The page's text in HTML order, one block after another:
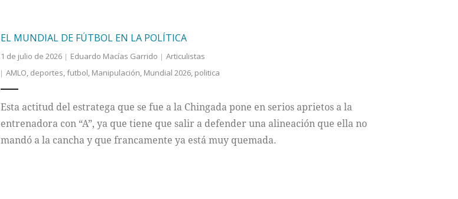
EL MUNDIAL DE FÚTBOL EN LA POLÍTICA
1 de julio de 2026 Eduardo Macías Garrido
Articulistas
AMLO, deportes,futbol, Manipulación, Mundial 2026, politica
Esta actitud del estratega que se fue a la Chingada pone en serios aprietos a la
entrenadora con “A”, ya que tiene que salir a defender una alineación que ella no
mandó a la cancha y que francamente ya está muy quemada.